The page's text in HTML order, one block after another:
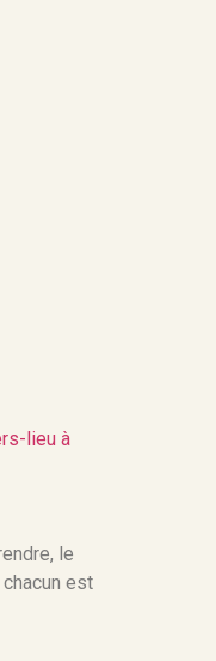
lieu à
le
est